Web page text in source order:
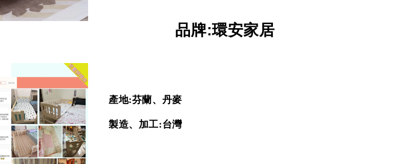
品牌:環安家居
產地:芬蘭、丹麥
製造、加工:台灣